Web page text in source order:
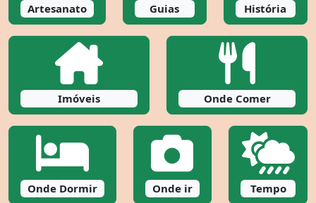
Artesanato Guias História
Imóveis Onde Comer
Onde Dormir Onde ir Tempo